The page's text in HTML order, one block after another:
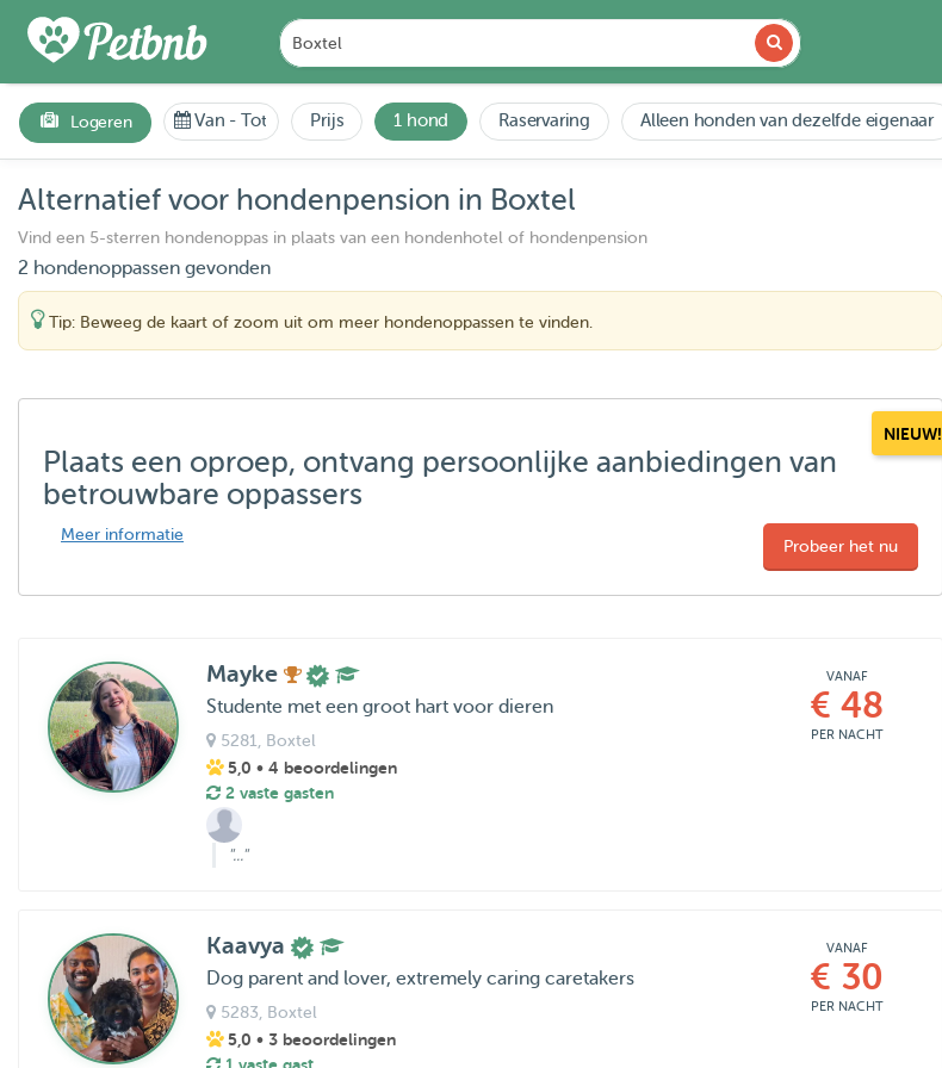
Logeren Van -Tot Prijs 1 hond Raservaring Alleen honden van dezelfde eigenaar
Alternatief voor hondenpension in Boxtel
Vind een 5-sterren hondenoppas in plaats van een hondenhotel of hondenpension
2 hondenoppassen gevonden
Tip: Beweeg de kaart of zoom uit om meer hondenoppassen te vinden.
NIEUW!
Plaats een oproep, ontvang persoonlijke aanbiedingen van
betrouwbare oppassers
Meer informatie
Probeer het nu
Mayke
Studente met een groot hart voor dieren
5281 , Boxtel
5,0 • 4 beoordelingen
2 vaste gasten
"..."
VANAF
€ 48
PER NACHT
Kaavya
Dog parent and lover, extremely caring caretakers
5283 , Boxtel
5,0 • 3 beoordelingen
VANAF
€ 30
PER NACHT